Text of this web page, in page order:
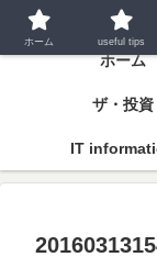
ホーム
ザ・投資
IT
ホーム useful tips